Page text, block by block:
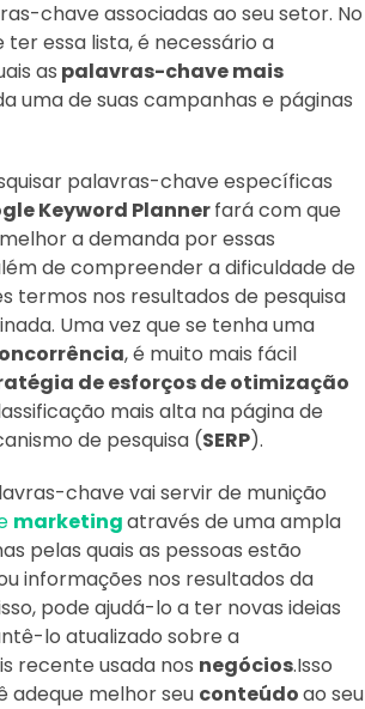
chave associadas ao seu setor. No
essa lista, é necessário a
as palavras-chave mais
uma de suas campanhas e páginas
palavras-chave específicas
Keyword Plannerfará com que
a demanda por essas
de compreender a dificuldade de
termos nos resultados de pesquisa
Uma vez que se tenha uma
, é muito mais fácil
de esforços de otimização
mais alta na página de
de pesquisa (SERP).
chave vai servir de munição
marketingatravés de uma ampla
pelas quais as pessoas estão
informações nos resultados da
pode ajudá-lo a ter novas ideias
lo atualizado sobre a
recente usada nos negócios.Isso
adeque melhor seu conteúdoao seu